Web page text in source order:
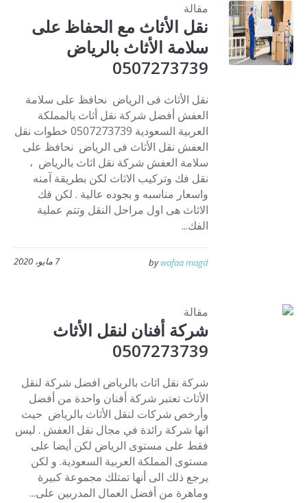
مقالة
نقل الأثاث مع الحفاظ على
سلامة الأثاث بالرياض
0507273739
نقل الأثاث فى الرياض نحافظ على سلامة
العفش أفضل شركة نقل أثاث بالمملكة
العربية السعودية 0507273739 خطوات نقل
العفش نقل الأثاث فى الرياض نحافظ على
سلامة العفش شركة نقل اثاث بالرياض ،
نقل فك وتركيب الاثاث لكن بطريقة آمنه
واسعار مناسبه و بجوده عالية . لكن فك
الاثاث هى اول مراحل النقل وتتم عملية
الفك...
7 مايو، 2020 bywafaa magd
مقالة
شركة أفنان لنقل الأثاث
0507273739
شركة نقل اثاث بالرياض افضل شركة لنقل
الأثاث تعتبر شركة أفنان واحدة من أفضل
وأرخص شركات لنقل الأثاث بالرياض حيث
انها شركة رائدة في مجال نقل العفش . ليس
فقط على مستوى الرياض لكن أيضا على
مستوى المملكة العربية السعودية. و لكن
يرجع ذلك الى أنها تمتلك مجموعة كبيرة
وماهرة من أفضل العمال المدربين على...